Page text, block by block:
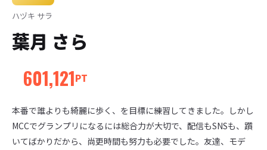
ハヅキ サラ
葉月 さら
601,121PT
本番で誰よりも綺麗に歩く、を目標に練習してきました。しかし
MCCでグランプリになるには総合力が大切で、配信もSNSも、躓
いてばかりだから、尚更時間も努力も必要でした。友達、モデ